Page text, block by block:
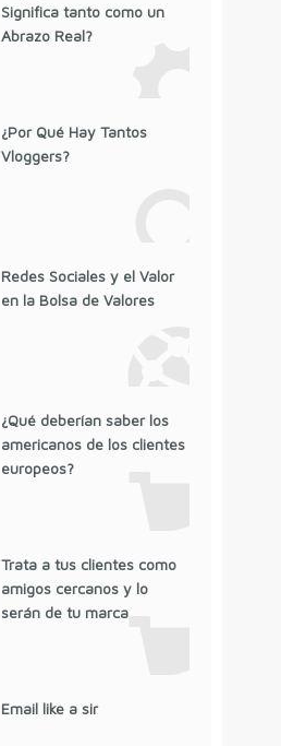
Significa tanto como un
Abrazo Real?
¿Por Qué Hay Tantos
Vloggers?
Redes Sociales y el Valor
en la Bolsa de Valores
¿Qué deberían saber los
americanos de los clientes
europeos?
Trata a tus clientes como
amigos cercanos y lo
serán de tu marca
Email like a sir